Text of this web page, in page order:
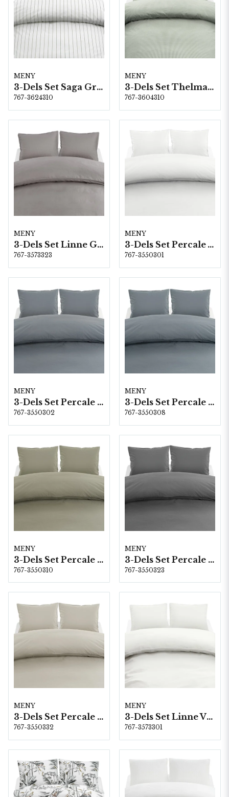
MENY
3-Dels Set Saga Grön Dubbel
767-3624310
MENY
3-Dels Set Thelma Stripe Grön Dubbel
767-3604310
MENY
3-Dels Set Linne Grå Dubbel
767-3573323
MENY
3-Dels Set Percale Vit Dubbel
767-3550301
MENY
3-Dels Set Percale Midnattblå Dubbel
767-3550302
MENY
3-Dels Set Percale Blå Dubbel
767-3550308
MENY
3-Dels Set Percale Grön Dubbel
767-3550310
MENY
3-Dels Set Percale Grafit Dubbel
767-3550323
MENY
3-Dels Set Percale Linne Dubbel
767-3550332
MENY
3-Dels Set Linne Vit Dubbel
767-3573301